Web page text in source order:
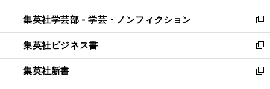
開
く
ウ
で
開
く
ン
ド
ウ
で
開
く
ウ
ィ
ン
ド
ウ
で
開
集英社学芸部 - 学芸・ノンフィクション
新
し
い
ウ
ィ
ン
集英社ビジネス書
新
し
い
ウ
集英社新書
新
し